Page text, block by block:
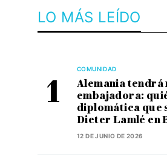
LO MÁS LEÍDO
COMUNIDAD
Alemania tendrá
embajadora:
diplomática que
Dieter Lamlé en
12 DE JUNIO DE 2026